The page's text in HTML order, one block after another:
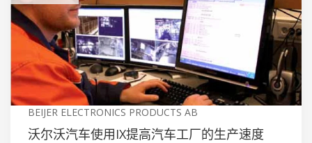
BEIJER ELECTRONICS PRODUCTS AB
沃尔沃汽车使用IX提高汽车工厂的生产速度